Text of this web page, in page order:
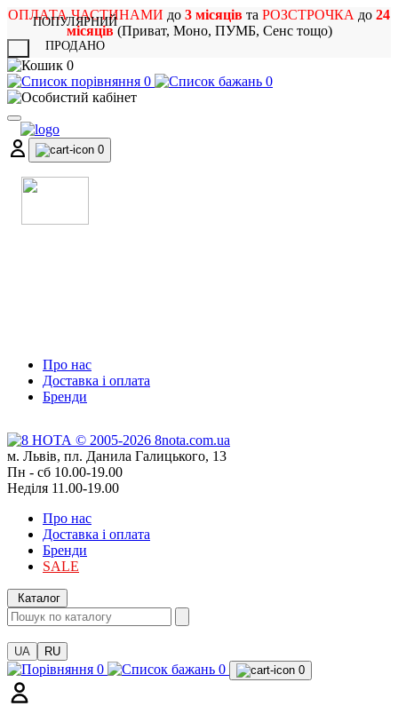
ОПЛАТА ЧАСТИНАМИ до 3 місяців та РОЗСТРОЧКА до 24
місяців(Приват, Моно, ПУМБ, Сенс тощо)
0
0
0
0
Про нас
Доставка і оплата
Бренди
м. Львів, пл. Данила Галицького, 13
Пн - сб 10.00-19.00
Неділя 11.00-19.00
Про нас
Доставка і оплата
Бренди
SALE
Каталог
UA RU
0 0 0
ПОПУЛЯРНИЙ
ПРОДАНО